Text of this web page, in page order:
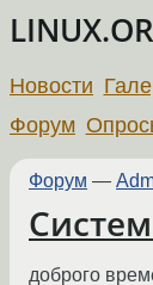
Новости
Форум
Форум —
доброго